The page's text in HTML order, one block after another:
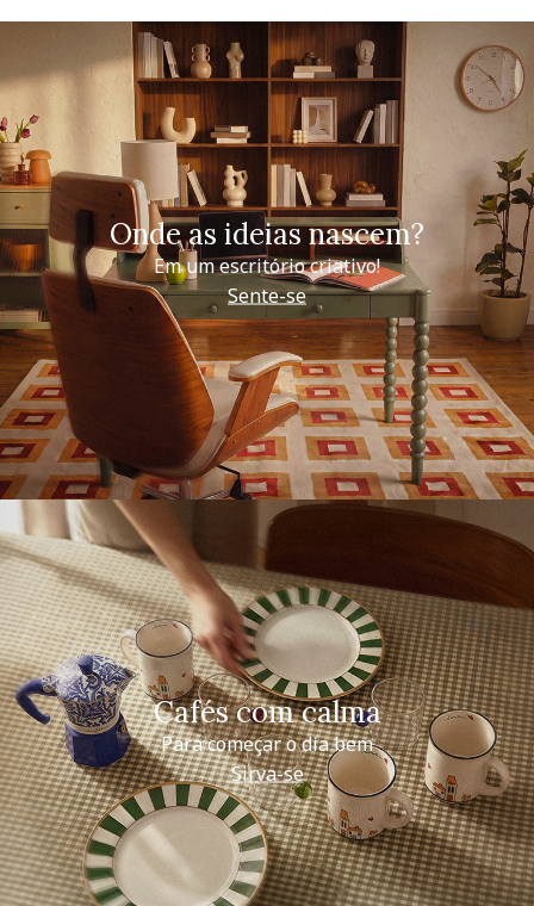
Onde as ideias nascem?
Em um escritório criativo!
Sente-se
Cafés com calma
Para começar o dia bem
Sirva-se